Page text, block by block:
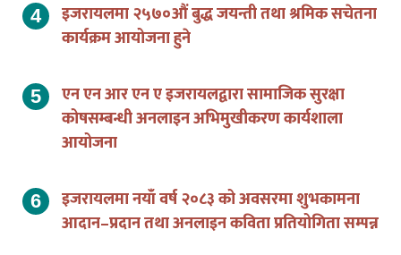
इजरायलमा २५७०औं बुद्ध जयन्ती तथा श्रमिक सचेतना
कार्यक्रम आयोजना हुने
एन एन आर एन ए इजरायलद्वारा सामाजिक सुरक्षा
कोषसम्बन्धी अनलाइन अभिमुखीकरण कार्यशाला
आयोजना
इजरायलमा नयाँ वर्ष २०८३ को अवसरमा शुभकामना
आदान–प्रदान तथा अनलाइन कविता प्रतियोगिता सम्पन्न